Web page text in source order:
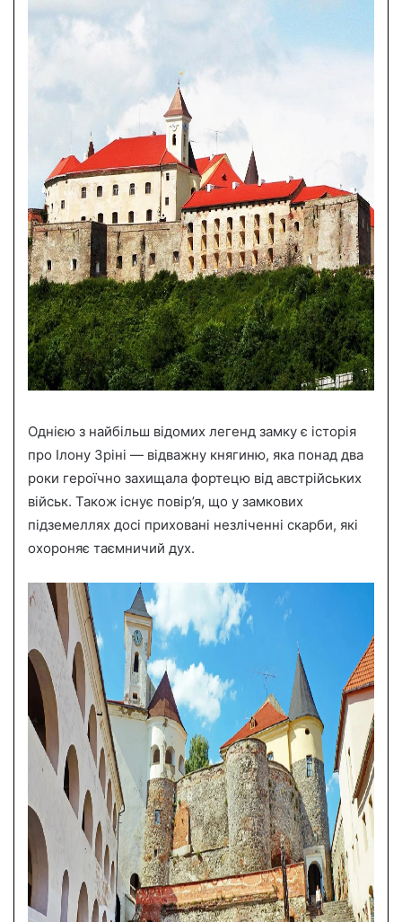
Однією з найбільш відомих легенд замку є історія
про Ілону Зріні — відважну княгиню, яка понад два
роки героїчно захищала фортецю від австрійських
військ. Також існує повір’я, що у замкових
підземеллях досі приховані незліченні скарби, які
охороняє таємничий дух.